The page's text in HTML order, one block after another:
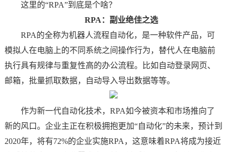
这里的“RPA”到底是个啥？
RPA：副业绝佳之选
RPA的全称为机器人流程自动化，是一种软件产品，可
模拟人在电脑上的不同系统之间操作行为，替代人在电脑前
执行具有规律与重复性高的办公流程。比如自动登录网页、
邮箱，批量抓取数据，自动导入导出数据等等。
作为新一代自动化技术，RPA如今被资本和市场推向了
新的风口。企业主正在积极拥抱更加“自动化”的未来，预计到
2020年，将有72%的企业实施RPA，这意味着RPA将成为接近